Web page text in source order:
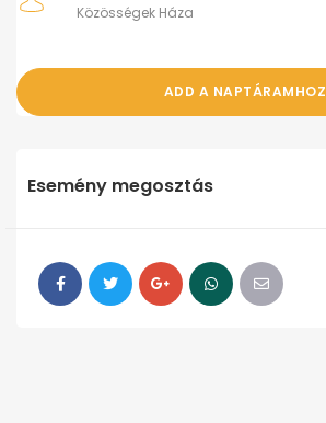
Közösségek Háza
ADD A NAPTÁRAMHOZ
Esemény megosztás